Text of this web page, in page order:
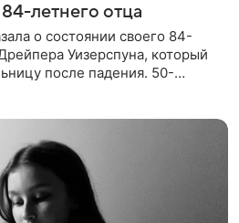
летнего отца
о состоянии своего 84-
Уизерспуна, который
после падения. 50-